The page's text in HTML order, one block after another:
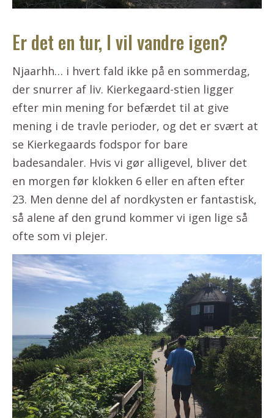
Er det en tur, I vil vandre igen?
Njaarhh… i hvert fald ikke på en sommerdag,
der snurrer af liv. Kierkegaard-stien ligger
efter min mening for befærdet til at give
mening i de travle perioder, og det er svært at
se Kierkegaards fodspor for bare
badesandaler. Hvis vi gør alligevel, bliver det
en morgen før klokken 6 eller en aften efter
23. Men denne del af nordkysten er fantastisk,
så alene af den grund kommer vi igen lige så
ofte som vi plejer.